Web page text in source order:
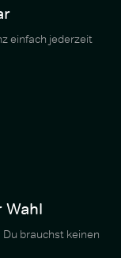
einfach jederzeit
Wahl
brauchst keinen